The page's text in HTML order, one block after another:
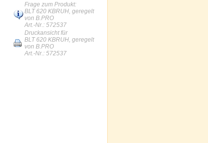
Frage zum Produkt:
BLT 620 KBRUH, geregelt
von B.PRO
Art.-Nr.: 572537
Druckansicht für
BLT 620 KBRUH, geregelt
von B.PRO
Art.-Nr.: 572537